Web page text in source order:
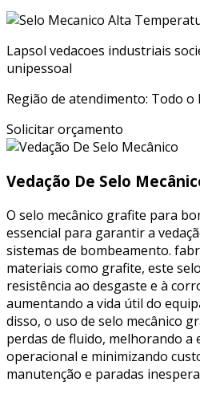
Lapsol vedacoes industriais
unipessoal
Região de atendimento: Todo o
Solicitar orçamento
Vedação De Selo
O selo mecânico grafite para
essencial para garantir a
sistemas de bombeamento.
materiais como grafite, este
resistência ao desgaste e à
aumentando a vida útil do
disso, o uso de selo mecânico
perdas de fluido, melhorando a
operacional e minimizando
manutenção e paradas